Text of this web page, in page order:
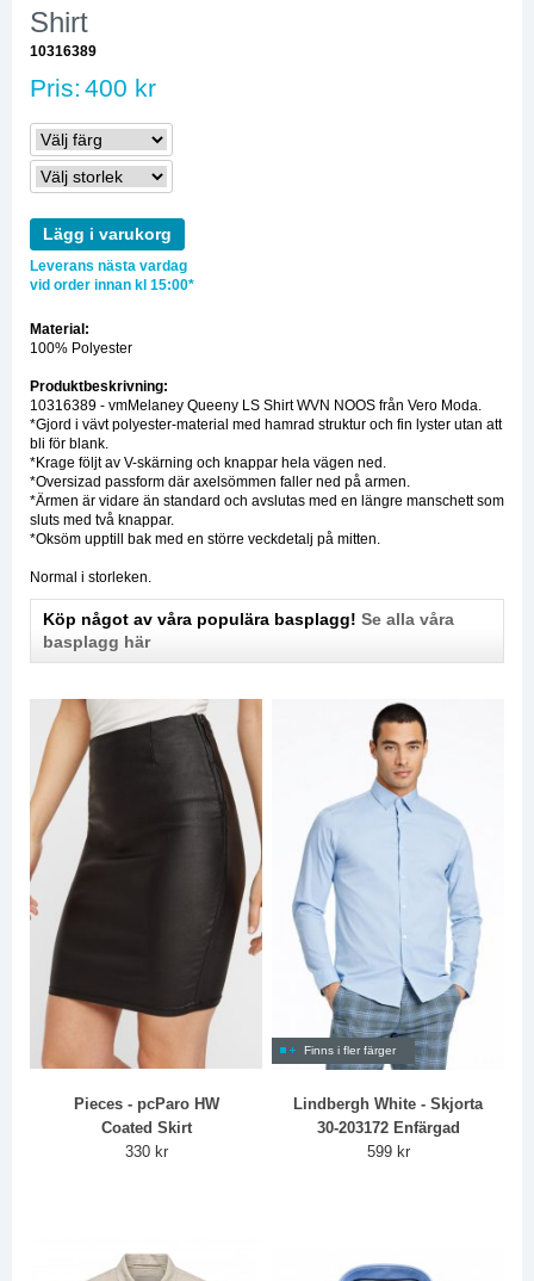
Shirt
10316389
Pris: 400 kr
Lägg i varukorg
Leverans nästa vardag
vid order innan kl 15:00*
Material:
100% Polyester
Produktbeskrivning:
10316389 - vmMelaney Queeny LS Shirt WVN NOOS från Vero Moda.
*Gjord i vävt polyester-material med hamrad struktur och fin lyster utan att
bli för blank.
*Krage följt av V-skärning och knappar hela vägen ned.
*Oversizad passform där axelsömmen faller ned på armen.
*Ärmen är vidare än standard och avslutas med en längre manschett som
sluts med två knappar.
*Oksöm upptill bak med en större veckdetalj på mitten.
Normal i storleken.
Köp något av våra populära basplagg! Se alla våra
basplagg här
Pieces - pcParo HW
Coated Skirt
330 kr
Finns i fler färger
Lindbergh White - Skjorta
30-203172 Enfärgad
599 kr